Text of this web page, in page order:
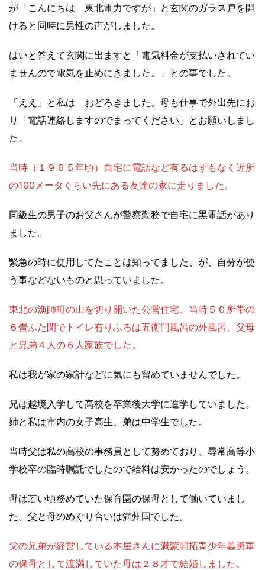
が「こんにちは 東北電力ですが」と玄関のガラス戸を開
けると同時に男性の声がしました。
はいと答えて玄関に出ますと「電気料金が支払いされてい
ませんので電気を止めにきました。」との事でした。
「ええ」と私は おどろきました。母も仕事で外出先にお
り「電話連絡しますのでまってください」とお願いしまし
た。
当時（１９６５年頃）自宅に電話など有るはずもなく近所
の100メータくらい先にある友達の家に走りました。
同級生の男子のお父さんが警察勤務で自宅に黒電話があり
ました。
緊急の時に使用してたことは知ってました、が、自分が使
う事などないものと思っていました。
東北の漁師町の山を切り開いた公営住宅、当時５０所帯の
６畳ふた間でトイレ有りふろは五衛門風呂の外風呂、父母
と兄弟４人の６人家族でした。
私は我が家の家計などに気にも留めていませんでした。
兄は越境入学して高校を卒業後大学に進学していました。
姉と私は市内の女子高生、弟は中学生でした。
当時父は私の高校の事務員として努めており、尋常高等小
学校卒の臨時嘱託でしたので給料は安かったのでしょう。
母は若い頃務めていた保育園の保母として働いていまし
た。父と母のめぐり合いは満州国でした。
父の兄弟が経営している本屋さんに満蒙開拓青少年義勇軍
の保母として渡満していた母は２８才で結婚しました。